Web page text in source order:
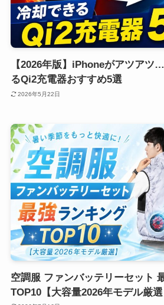
【2026年版】iPhoneがアツアツ
るQi2充電器おすすめ5選
2026年5月22日
空調服 ファンバッテリーセット
TOP10【大容量2026年モデル厳選